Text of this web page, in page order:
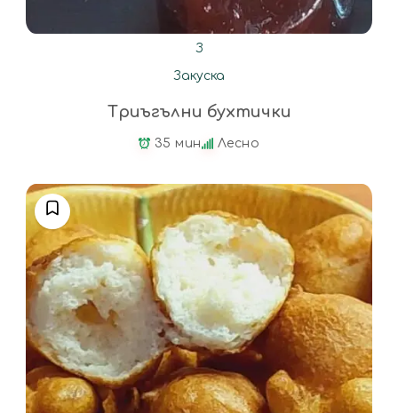
З
Закуска
Триъгълни бухтички
35 мин Лесно